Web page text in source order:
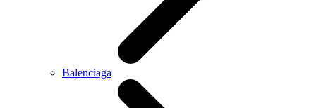
Balenciaga